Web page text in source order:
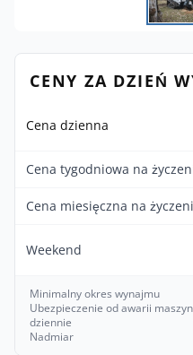
CENY ZA DZIEŃ
Cena dzienna
Cena tygodniowa na
Cena miesięczna na
Weekend
Minimalny okres wynajmu
Ubezpieczenie od awarii maszyn
dziennie
Nadmiar